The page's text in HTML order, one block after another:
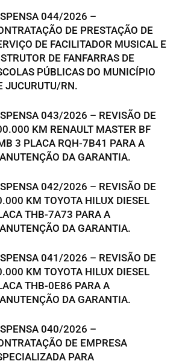
044/2026 –
DE PRESTAÇÃO DE
DE FACILITADOR MUSICAL E
DE FANFARRAS DE
PÚBLICAS DO MUNICÍPIO
JUCURUTU/RN.
043/2026 – REVISÃO DE
KM RENAULT MASTER BF
3 PLACA RQH-7B41 PARA A
DA GARANTIA.
042/2026 – REVISÃO DE
KM TOYOTA HILUX DIESEL
THB-7A73 PARA A
DA GARANTIA.
041/2026 – REVISÃO DE
KM TOYOTA HILUX DIESEL
THB-0E86 PARA A
DA GARANTIA.
040/2026 –
DE EMPRESA
PARA